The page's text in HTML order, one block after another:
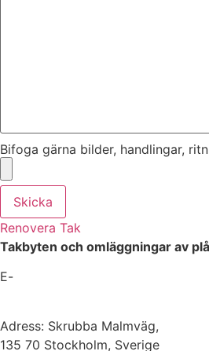
Bifoga gärna bilder, handlingar,
Skicka
Renovera Tak
Takbyten och omläggningar av
E-
Adress: Skrubba Malmväg,
135 70 Stockholm, Sverige